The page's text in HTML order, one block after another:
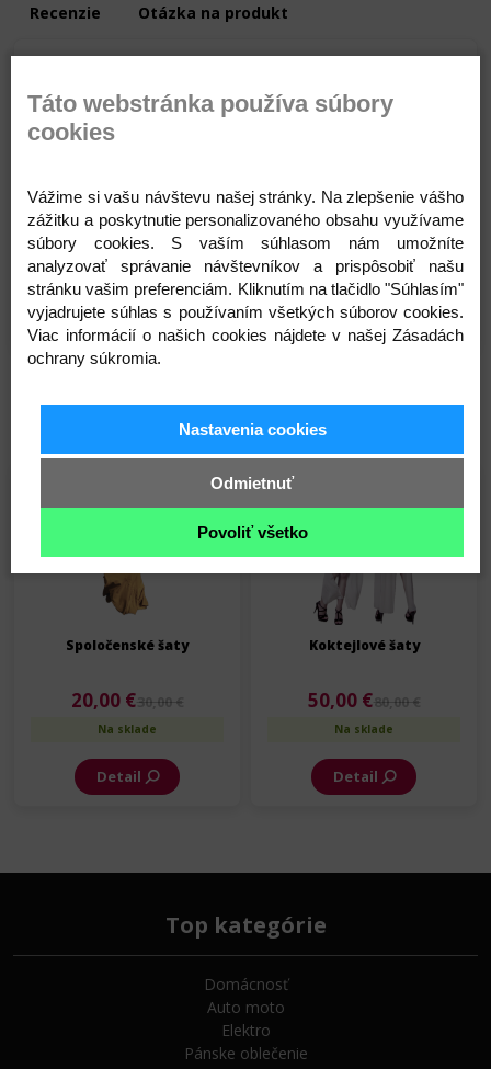
Recenzie Otázka na produkt
Dámske šaty sú vkusným a štýlovým oblečením
pre ženy, ktoré ocenia eleganciu a pohodlie. S
rôznymi strihmi, farbami a vzormi sú dámske šaty
obliekania po špeciálne udalosti. Tieto šaty
zdôrazňujú ženskosť a šarm, pričom zabezpečujú
komfort a nádheru v jednom kúsku oblečenia.
Dámske šaty sú neodmysliteľnou súčasťou šatníka
každej ženy.
Súvisiace produkty
Novinka
Spoločenské šaty
20,00 €30,00 €
Na sklade
Detail
Skladom
Novinka
Koktejlové šaty
50,00 €80,00 €
Na sklade
Detail
Top kategórie
Domácnosť
Auto moto
Elektro
Pánske oblečenie
Táto webstránka používa súbory
cookies
Vážime si vašu návštevu našej stránky. Na zlepšenie vášho
zážitku a poskytnutie personalizovaného obsahu využívame
súbory cookies. S vaším súhlasom nám umožníte
analyzovať správanie návštevníkov a prispôsobiť našu
stránku vašim preferenciám. Kliknutím na tlačidlo "Súhlasím"
vyjadrujete súhlas s používaním všetkých súborov cookies.
Viac informácií o našich cookies nájdete v našej Zásadách
ochrany súkromia.
Nastavenia cookies
Odmietnuť
Povoliť všetko